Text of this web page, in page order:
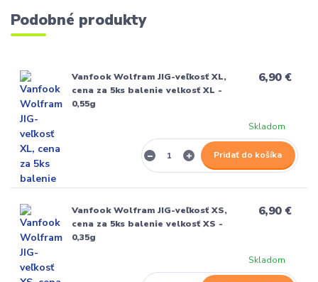
Podobné produkty
Vanfook Wolfram JIG-veľkosť XL,
cena za 5ks balenie velkosť XL -
0,55g
6,90 €
Skladom
Pridať do košíka
Vanfook Wolfram JIG-veľkosť XS,
cena za 5ks balenie velkosť XS -
0,35g
6,90 €
Skladom